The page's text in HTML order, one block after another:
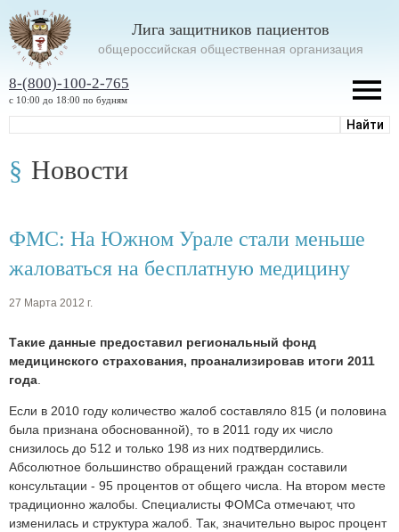
Лига защитников пациентов
oбщероссийская общественная организация
8-(800)-100-2-765
с 10:00 до 18:00 по будням
Новости
ФМС: На Южном Урале стали меньше
жаловаться на бесплатную медицину
27 Марта 2012 г.
Такие данные предоставил региональный фонд
медицинского страхования, проанализировав итоги 2011
года
Если в 2010 году количество жалоб составляло 815 (и половина
была признана обоснованной), то в 2011 году их число
снизилось до 512 и только 198 из них подтвердились.
Абсолютное большинство обращений граждан составили
консультации - 95 процентов от общего числа. На втором месте
традиционно жалобы. Специалисты ФОМСа отмечают, что
изменилась и структура жалоб. Так, значительно вырос процент